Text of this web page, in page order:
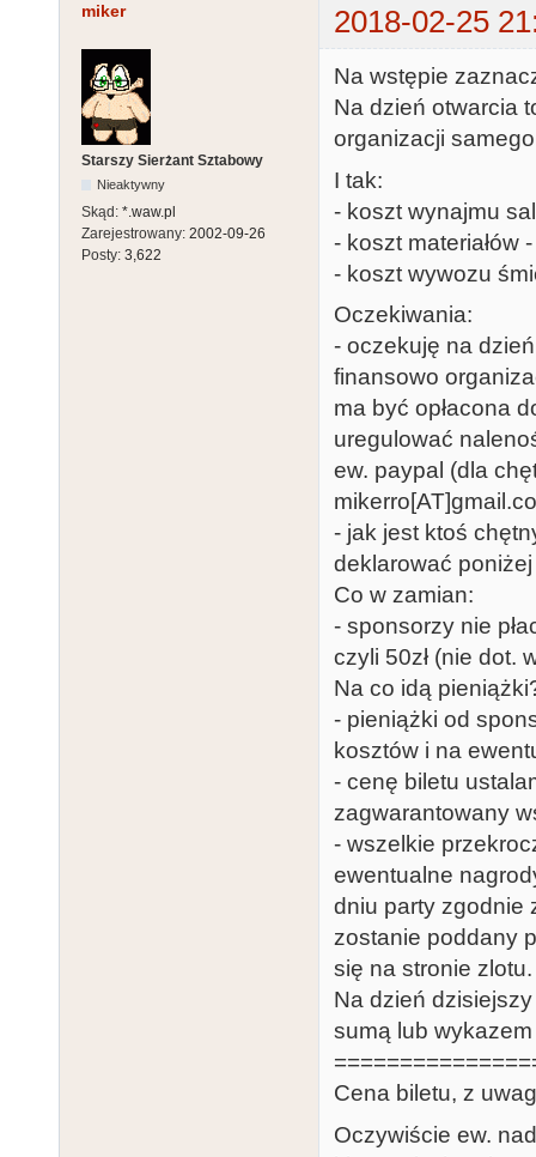
miker 2018-02-25
Starszy Sierżant Sztabowy
Nieaktywny
Skąd: *.waw.pl
Zarejestrowany: 2002-09-26
Posty: 3,622
Na wstępie
Na dzień otwarcia
organizacji
I tak:
- koszt wynajmu
- koszt materiałów
- koszt wywozu
Oczekiwania:
- oczekuję na
finansowo
ma być opłacona
uregulować
ew. paypal (dla
- jak jest ktoś
deklarować poniżej
Co w zamian:
- sponsorzy nie
czyli 50zł (nie dot.
Na co idą
- pieniążki od
kosztów i na
- cenę biletu
zagwarantowany
- wszelkie
ewentualne
dniu party zgodnie
zostanie poddany
się na stronie zlotu.
Na dzień
sumą lub
Cena biletu, z
Oczywiście ew.